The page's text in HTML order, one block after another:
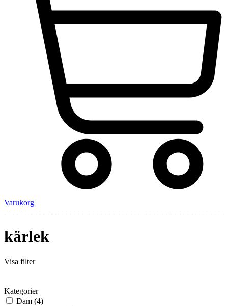
Varukorg
kärlek
Visa filter
Kategorier
Dam (4)